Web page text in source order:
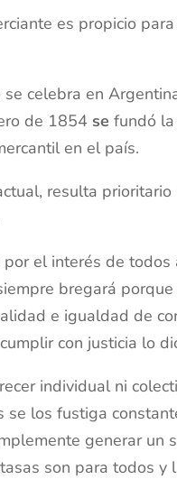
es propicio
celebra en
de 1854se fundó
en el país.
resulta
el interés de
bregará
e igualdad de
con justicia lo
individual ni
se los fustiga
generar un
son para todos y